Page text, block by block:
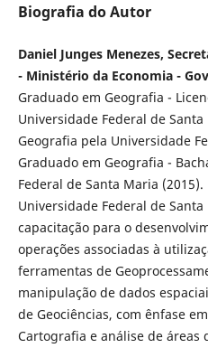
Biografia do Autor
Daniel Junges Menezes,
- Ministério da Economia -
Graduado em Geografia -
Universidade Federal de
Geografia pela Universidade
Graduado em Geografia -
Federal de Santa Maria
Universidade Federal de Santa
capacitação para o
operações associadas à
ferramentas de
manipulação de dados
de Geociências, com ênfase
Cartografia e análise de áreas